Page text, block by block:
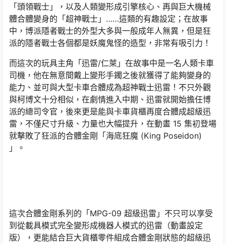
「頭領戰士」，以及人類變形成引擎核心、再與巨大機械
體合體變身的「超神戰士」……這類的有趣設定；在故事
中，博派隱者戰士的外型大多與一般成年人無異，但是狂
派的隱者戰士各個都是妖魔鬼怪的造型，非常有吸引力！
而這次的玩具主角「迅雷/仁萊」在故事中是一名人類卡車
司機，他在無意間戴上變形手鐲之後就獲得了能夠變身的
能力、並可與大型卡車合體成為超神戰士迅雷！不只外觀
與柯博文十分相似，在劇情進入中期、迅雷就開始擔任博
派的總司令官，後來更是能與卡車貨櫃再度合體成超級迅
雷，不僅尺寸升級、力量也大幅提升，在動畫 15 集初登場
就擊敗了狂派的合體金剛「海底狂魔 (King Poseidon)
」。
這次合體金剛系列的「MPG-09 超級迅雷」不只可以享受
到從載具模式完全變形成機器人模式的迅雷（動畫設定
版），更能結合巨大貨櫃零件組成合體金剛狀態的超級迅